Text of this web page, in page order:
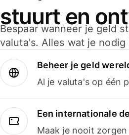
stuurt en
Bespaar wanneer je geld
valuta's. Alles wat je
Beheer je geld
Al je valuta's op één
Een internationale
Maak je nooit